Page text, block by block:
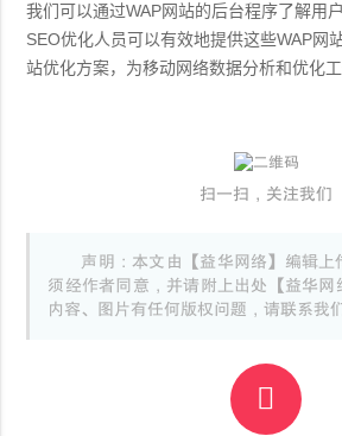
我们可以通过WAP网站的后台程序了解用
SEO优化人员可以有效地提供这些WAP网
站优化方案，为移动网络数据分析和优化工
扫一扫，关注我们
声明：本文由【益华网络】编辑上
须经作者同意，并请附上出处【益华
内容、图片有任何版权问题，请联系我